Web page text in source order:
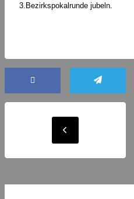
3.Bezirkspokalrunde jubeln.